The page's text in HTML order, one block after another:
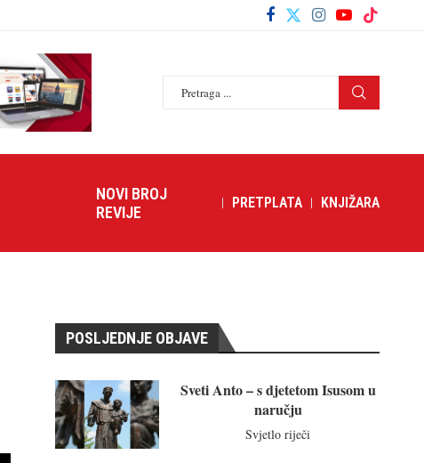
NOVI BROJ
REVIJE
PRETPLATA KNJIŽARA
POSLJEDNJE OBJAVE
Sveti Anto – s djetetom Isusom u
naručju
Svjetlo riječi